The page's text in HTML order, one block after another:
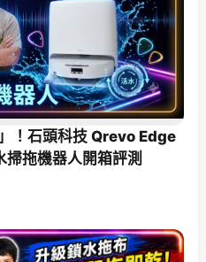
！石頭科技 Qrevo Edge
拖機器人開箱評測